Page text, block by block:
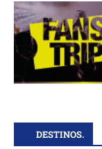
DESTINOS.